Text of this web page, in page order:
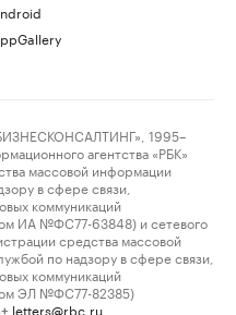
1995–
агентства «РБК»
массовой информации
в сфере связи,
коммуникаций
ИА №ФС77-63848) и сетевого
средства массовой
по надзору в сфере связи,
коммуникаций
ЭЛ №ФС77-82385)
letters@rbc.ru